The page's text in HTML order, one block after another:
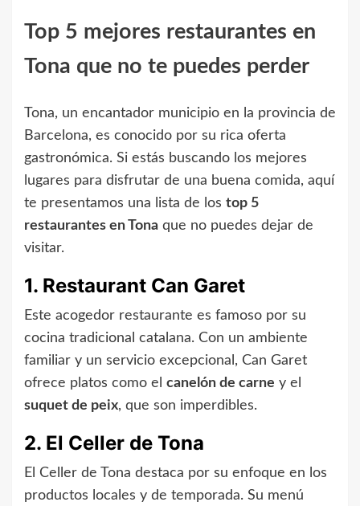
Top 5 mejores restaurantes en
Tona que no te puedes perder
Tona, un encantador municipio en la provincia de
Barcelona, es conocido por su rica oferta
gastronómica. Si estás buscando los mejores
lugares para disfrutar de una buena comida, aquí
te presentamos una lista de los top 5
restaurantes en Tona que no puedes dejar de
visitar.
1. Restaurant Can Garet
Este acogedor restaurante es famoso por su
cocina tradicional catalana. Con un ambiente
familiar y un servicio excepcional, Can Garet
ofrece platos como el canelón de carne y el
suquet de peix, que son imperdibles.
2. El Celler de Tona
El Celler de Tona destaca por su enfoque en los
productos locales y de temporada. Su menú